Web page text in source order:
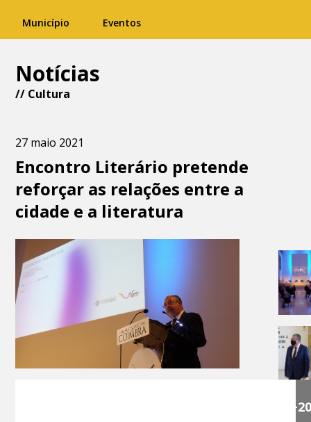
Município Eventos
Notícias
// Cultura
27 maio 2021
Encontro Literário pretende
reforçar as relações entre a
cidade e a literatura
+20